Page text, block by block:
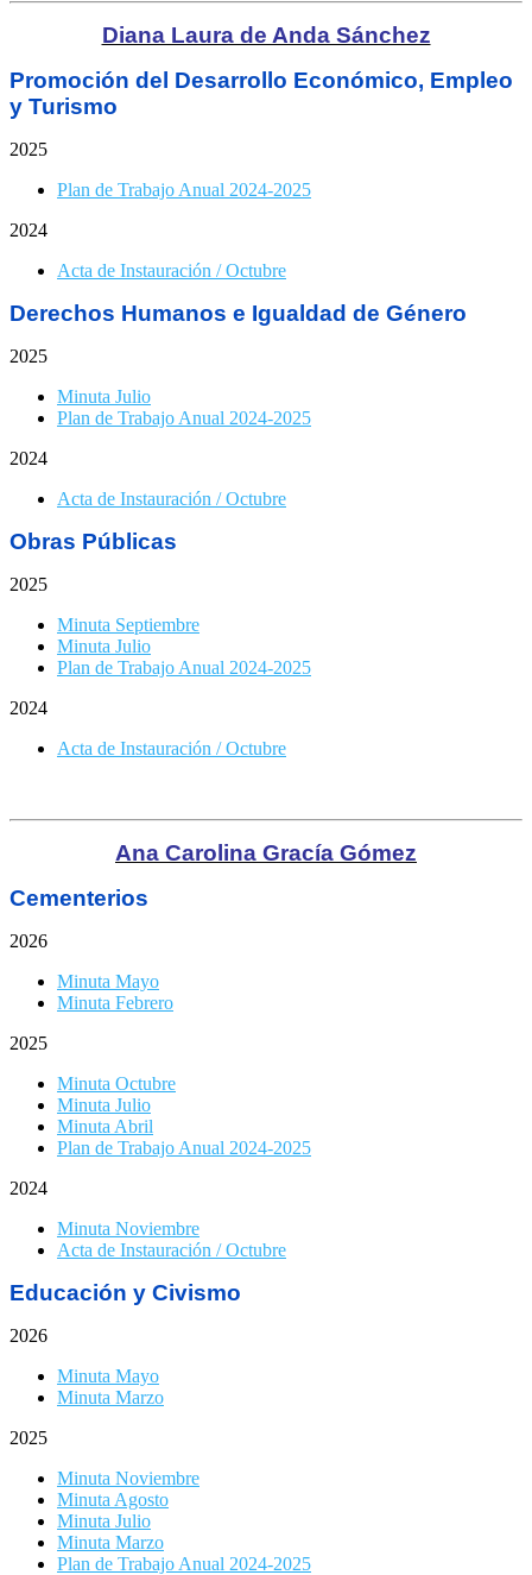
Diana Laura de Anda Sánchez
Promoción del Desarrollo Económico, Empleo
y Turismo
2025
Plan de Trabajo Anual 2024-2025
2024
Acta de Instauración / Octubre
Derechos Humanos e Igualdad de Género
2025
Minuta Julio
Plan de Trabajo Anual 2024-2025
2024
Acta de Instauración / Octubre
Obras Públicas
2025
Minuta Septiembre
Minuta Julio
Plan de Trabajo Anual 2024-2025
2024
Acta de Instauración / Octubre
Ana Carolina Gracía Gómez
Cementerios
2026
Minuta Mayo
Minuta Febrero
2025
Minuta Octubre
Minuta Julio
Minuta Abril
Plan de Trabajo Anual 2024-2025
2024
Minuta Noviembre
Acta de Instauración / Octubre
Educación y Civismo
2026
Minuta Mayo
Minuta Marzo
2025
Minuta Noviembre
Minuta Agosto
Minuta Julio
Minuta Marzo
Plan de Trabajo Anual 2024-2025